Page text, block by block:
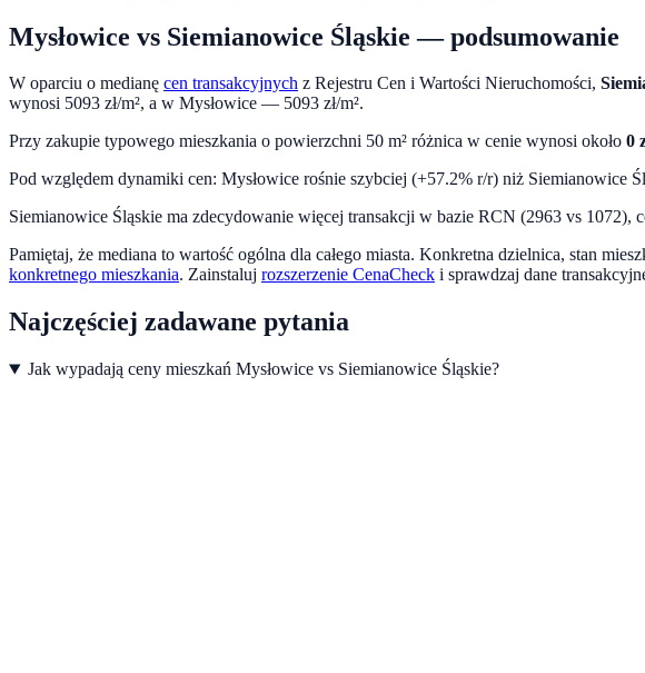
Mysłowice vs Siemianowice Śląskie — podsumowanie
W oparciu o medianę cen transakcyjnych z Rejestru Cen i Wartości Nieruchomości,
wynosi 5093 zł/m², a w Mysłowice — 5093 zł/m².
Przy zakupie typowego mieszkania o powierzchni 50 m² różnica w cenie wynosi około 0
Pod względem dynamiki cen: Mysłowice rośnie szybciej (+57.2% r/r) niż Siemianowice
Siemianowice Śląskie ma zdecydowanie więcej transakcji w bazie RCN (2963 vs 1072),
Pamiętaj, że mediana to wartość ogólna dla całego miasta. Konkretna dzielnica, stan
konkretnego mieszkania. Zainstaluj rozszerzenie CenaCheck i sprawdzaj dane
Najczęściej zadawane pytania
Jak wypadają ceny mieszkań Mysłowice vs Siemianowice Śląskie?